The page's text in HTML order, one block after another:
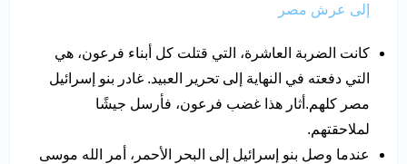
إلى عرش مصر
كانت الضربة العاشرة، التي قتلت كل أبناء فرعون، هي
التي دفعته في النهاية إلى تحرير العبيد. غادر بنو إسرائيل
مصر كلهم.أثار هذا غضب فرعون، فأرسل جيشًا
لملاحقتهم.
عندما وصل بنو إسرائيل إلى البحر الأحمر، أمر الله موسى